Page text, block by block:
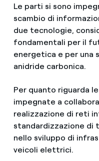
Le parti si sono
scambio di
due tecnologie,
fondamentali per il
energetica e per una
anidride carbonica.
Per quanto riguarda
impegnate a
realizzazione di reti
standardizzazione di
nello sviluppo di
veicoli elettrici.